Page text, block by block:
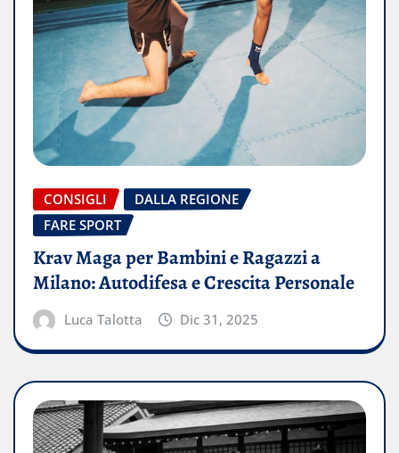
CONSIGLI
DALLA REGIONE
FARE SPORT
Krav Maga per Bambini e Ragazzi a
Milano: Autodifesa e Crescita Personale
Luca Talotta Dic 31, 2025